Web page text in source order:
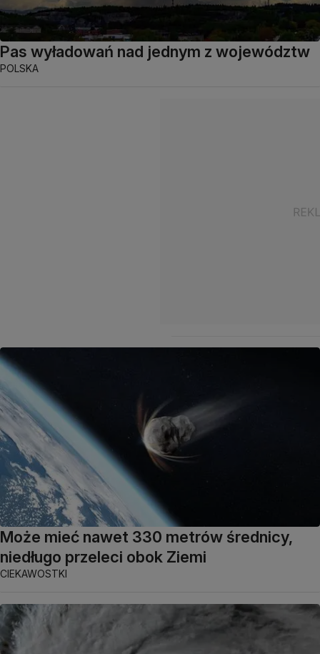
Pas wyładowań nad jednym z województw
POLSKA
Może mieć nawet 330 metrów średnicy,
niedługo przeleci obok Ziemi
CIEKAWOSTKI